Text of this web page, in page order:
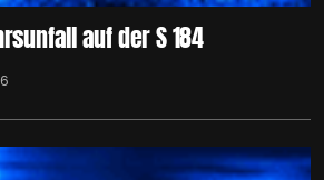
auf der S 184